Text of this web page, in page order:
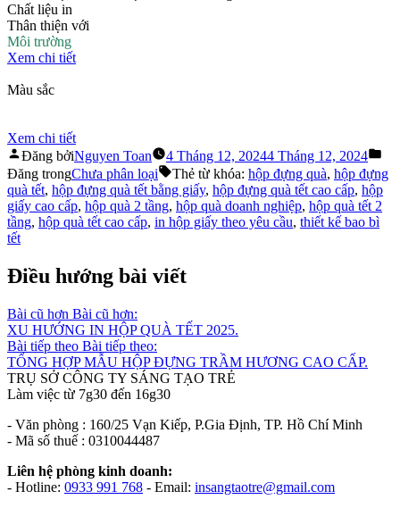
Chất liệu in
Thân thiện với
Môi trường
Xem chi tiết
Màu sắc
Xem chi tiết
Đăng bởiNguyen Toan 4 Tháng 12, 20244 Tháng 12, 2024
Đăng trongChưa phân loại Thẻ từ khóa: hộp đựng quà, hộp đựng
quà tết, hộp đựng quà tết bằng giấy, hộp đựng quà tết cao cấp, hộp
giấy cao cấp, hộp quà 2 tầng, hộp quà doanh nghiệp, hộp quà tết 2
tầng, hộp quà tết cao cấp, in hộp giấy theo yêu cầu, thiết kế bao bì
tết
Điều hướng bài viết
Bài cũ hơn Bài cũ hơn:
XU HƯỚNG IN HỘP QUÀ TẾT 2025.
Bài tiếp theo Bài tiếp theo:
TỔNG HỢP MẪU HỘP ĐỰNG TRẦM HƯƠNG CAO CẤP.
TRỤ SỞ CÔNG TY SÁNG TẠO TRẺ
Làm việc từ 7g30 đến 16g30
- Văn phòng : 160/25 Vạn Kiếp, P.Gia Định, TP. Hồ Chí Minh
- Mã số thuế : 0310044487
Liên hệ phòng kinh doanh:
- Hotline: 0933 991 768 - Email: insangtaotre@gmail.com